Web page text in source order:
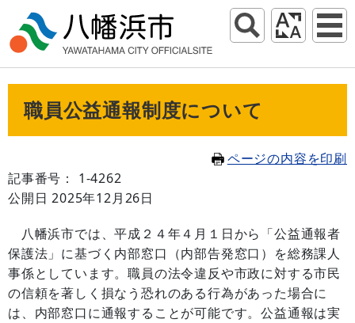
職員公益通報制度について
ページの内容を印刷
記事番号： 1-4262
公開日 2025年12月26日
八幡浜市では、平成２４年４月１日から「公益通報者
保護法」に基づく内部窓口（内部告発窓口）を総務課人
事係としています。職員の法令違反や市政に対する市民
の信頼を著しく損なう恐れのある行為があった場合に
は、内部窓口に通報することが可能です。公益通報は実